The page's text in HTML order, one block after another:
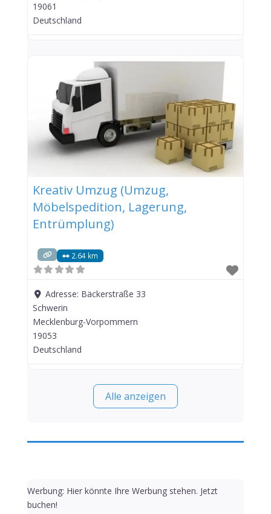
19061
Deutschland
Kreativ Umzug (Umzug,
Möbelspedition, Lagerung,
Entrümplung)
2.64 km
Adresse: Bäckerstraße 33
Schwerin
Mecklenburg-Vorpommern
19053
Deutschland
Alle anzeigen
Werbung: Hier könnte Ihre Werbung stehen. Jetzt
buchen!